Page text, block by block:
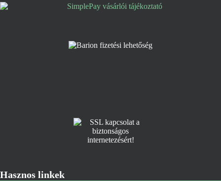
Hasznos linkek